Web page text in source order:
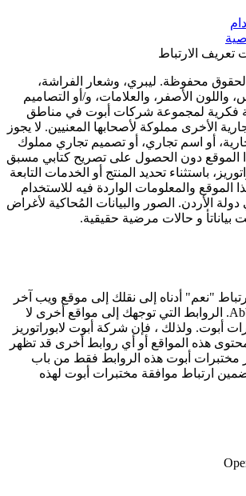
تعريف الارتباط
الحقوق محفوظة. ليبري، وشعار الفراشة،
الأصفر، والعلامات، و/أو التصاميم
فكرية لمجموعة شركات أبوت في مناطق
الأخرى مملوكة لأصحابها المعنيين. لا يجوز
أو اسم تجاري، أو تصميم تجاري مملوك
الموقع دون الحصول على تصريح كتابي مسبق
باستثناء تحديد المنتج أو الخدمات التابعة
الموقع والمعلومات الواردة فيه للاستخدام
الأردن. الصور والبيانات المُحاكية لأغراض
و حالات مرضية حقيقية.
"نعم" أدناه إلى نقلك إلى موقع ويب آخر
غير Abbott Laboratories. الروابط التي توجهك إلى مواقع أخرى لا
أبوت. ولذلك ، فإن شركة أبوت لابوراتوريز
هذه المواقع أو أي روابط أخرى قد تظهر
مختبرات أبوت هذه الروابط فقط من باب
ارتباط موافقة مختبرات أبوت لهذه